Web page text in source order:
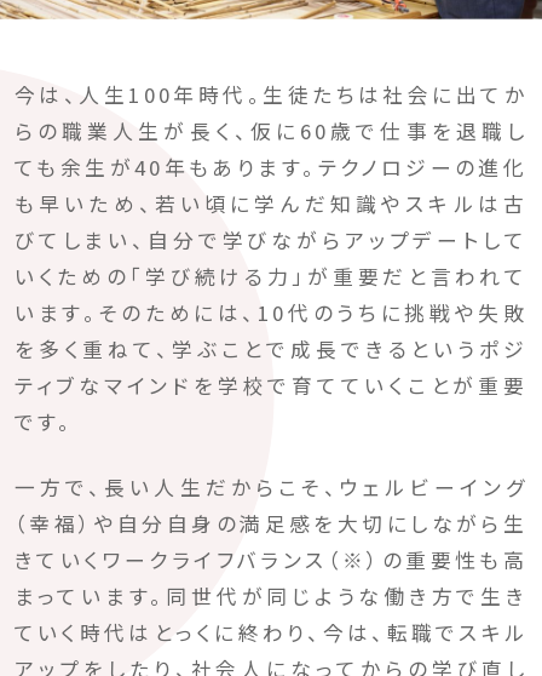
今は、人生100年時代。生徒たちは社会に出てか
らの職業人生が長く、仮に60歳で仕事を退職し
ても余生が40年もあります。テクノロジーの進化
も早いため、若い頃に学んだ知識やスキルは古
びてしまい、自分で学びながらアップデートして
いくための「学び続ける力」が重要だと言われて
います。そのためには、10代のうちに挑戦や失敗
を多く重ねて、学ぶことで成長できるというポジ
ティブなマインドを学校で育てていくことが重要
です。
一方で、長い人生だからこそ、ウェルビーイング
（幸福）や自分自身の満足感を大切にしながら生
きていくワークライフバランス（※）の重要性も高
まっています。同世代が同じような働き方で生き
ていく時代はとっくに終わり、今は、転職でスキル
アップをしたり、社会人になってからの学び直し